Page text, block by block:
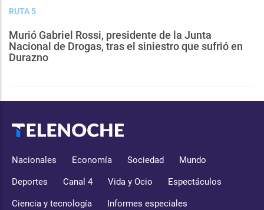
RUTA 5
Murió Gabriel Rossi, presidente de la Junta
Nacional de Drogas, tras el siniestro que sufrió en
Durazno
Nacionales Economía Sociedad Mundo
Deportes Canal 4 Vida y Ocio Espectáculos
Ciencia y tecnología Informes especiales